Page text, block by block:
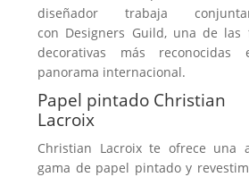
diseñador trabaja
con Designers Guild, una de las
decorativas más reconocidas
panorama internacional.
Papel pintado Christian
Lacroix
Christian Lacroix te ofrece una
gama de papel pintado y